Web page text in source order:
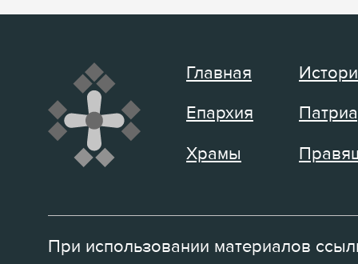
Главная
Епархия
Храмы
При использовании материалов